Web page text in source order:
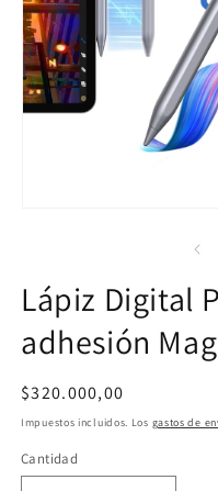
una
ventana
modal
Lápiz Digital
adhesión
Precio
habitual
$320.000,00
Impuestos incluidos. Los gastos de
Cantidad